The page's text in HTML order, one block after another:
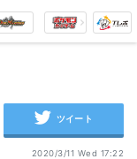
2020/3/11 Wed 17:22